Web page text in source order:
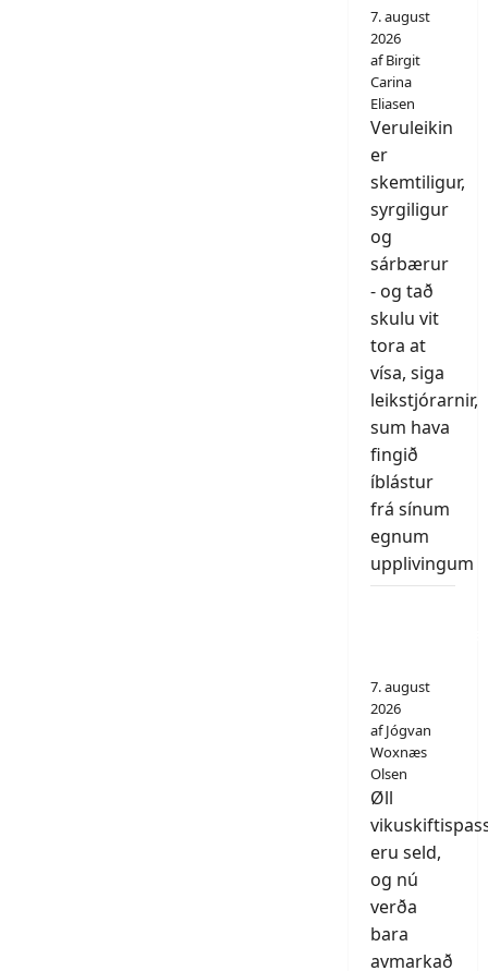
7. august
2026
af Birgit
Carina
Eliasen
Veruleikin
er
skemtiligur,
syrgiligur
og
sárbærur
- og tað
skulu vit
tora at
vísa, siga
leikstjórarnir,
sum hava
fingið
íblástur
frá sínum
egnum
upplivingum
7. august
2026
af Jógvan
Woxnæs
Olsen
Øll
eru seld,
og nú
verða
bara
avmarkað